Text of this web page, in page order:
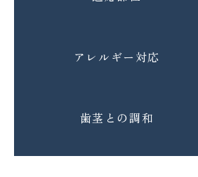
アレルギー対応
歯茎との調和